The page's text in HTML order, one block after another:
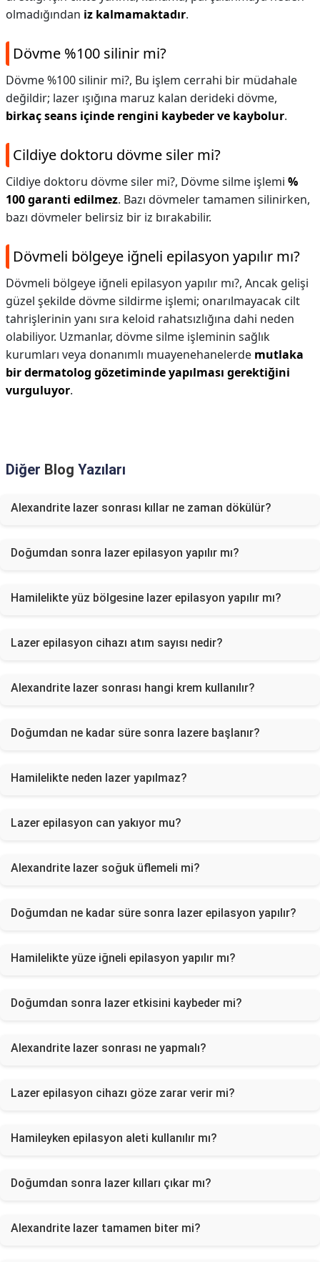
olmadığından iz kalmamaktadır.
Dövme %100 silinir mi?
Dövme %100 silinir mi?, Bu işlem cerrahi bir müdahale
değildir; lazer ışığına maruz kalan derideki dövme,
birkaç seans içinde rengini kaybeder ve kaybolur.
Cildiye doktoru dövme siler mi?
Cildiye doktoru dövme siler mi?, Dövme silme işlemi %
100 garanti edilmez. Bazı dövmeler tamamen silinirken,
bazı dövmeler belirsiz bir iz bırakabilir.
Dövmeli bölgeye iğneli epilasyon yapılır mı?
Dövmeli bölgeye iğneli epilasyon yapılır mı?, Ancak gelişi
güzel şekilde dövme sildirme işlemi; onarılmayacak cilt
tahrişlerinin yanı sıra keloid rahatsızlığına dahi neden
olabiliyor. Uzmanlar, dövme silme işleminin sağlık
kurumları veya donanımlı muayenehanelerde mutlaka
bir dermatolog gözetiminde yapılması gerektiğini
vurguluyor.
Diğer Blog Yazıları
Alexandrite lazer sonrası kıllar ne zaman dökülür?
Doğumdan sonra lazer epilasyon yapılır mı?
Hamilelikte yüz bölgesine lazer epilasyon yapılır mı?
Lazer epilasyon cihazı atım sayısı nedir?
Alexandrite lazer sonrası hangi krem kullanılır?
Doğumdan ne kadar süre sonra lazere başlanır?
Hamilelikte neden lazer yapılmaz?
Lazer epilasyon can yakıyor mu?
Alexandrite lazer soğuk üflemeli mi?
Doğumdan ne kadar süre sonra lazer epilasyon yapılır?
Hamilelikte yüze iğneli epilasyon yapılır mı?
Doğumdan sonra lazer etkisini kaybeder mi?
Alexandrite lazer sonrası ne yapmalı?
Lazer epilasyon cihazı göze zarar verir mi?
Hamileyken epilasyon aleti kullanılır mı?
Doğumdan sonra lazer kılları çıkar mı?
Alexandrite lazer tamamen biter mi?